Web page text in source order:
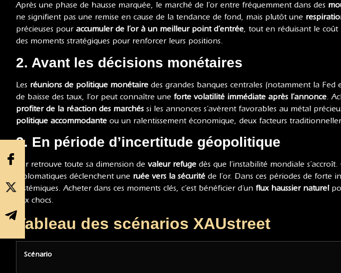
Après une phase de hausse marquée, le marché de l’or entre fréquemment dans des
ne signifient pas une remise en cause de la tendance de fond, mais plutôt une
précieuses pour accumuler de l’or à un meilleur point d’entrée, tout en réduisant le coût
des moments stratégiques pour renforcer leurs positions.
2. Avant les décisions monétaires
Les réunions de politique monétaire des grandes banques centrales (notamment la Fed
de baisse des taux, l’or peut connaître une forte volatilité immédiate après l’annonce.
profiter de la réaction des marchés si les annonces s’avèrent favorables au métal
politique accommodante ou un ralentissement économique, deux facteurs
3. En période d’incertitude géopolitique
L’or retrouve toute sa dimension de valeur refuge dès que l’instabilité mondiale
diplomatiques déclenchent une ruée vers la sécurité de l’or. Dans ces périodes de forte
systémiques. Acheter dans ces moments clés, c’est bénéficier d’un flux haussier naturel
aux chocs.
Tableau des scénarios XAUstreet
Scénario